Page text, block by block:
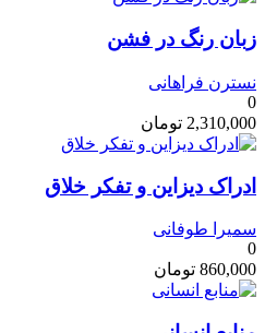
زبان رنگ در فشن
نسترن فراهانی
0
2,310,000 تومان
ادراک دیزاین و تفکر خلاق
سمیرا طوفانی
0
860,000 تومان